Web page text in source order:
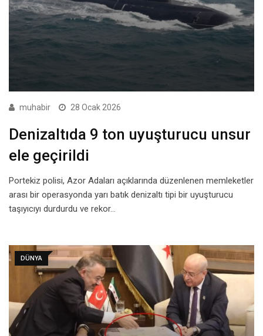
muhabir 28 Ocak 2026
Denizaltıda 9 ton uyuşturucu unsur
ele geçirildi
Portekiz polisi, Azor Adaları açıklarında düzenlenen memleketler
arası bir operasyonda yarı batık denizaltı tipi bir uyuşturucu
taşıyıcıyı durdurdu ve rekor…
DÜNYA